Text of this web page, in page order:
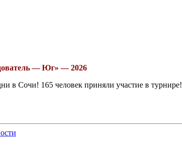
— Юг» — 2026
в Сочи! 165 человек приняли участие в турнире!